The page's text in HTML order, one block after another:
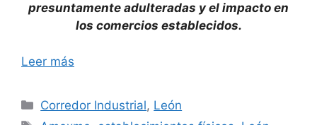
presuntamente adulteradas y el impacto en
los comercios establecidos.
Leer más
Categorías
Corredor Industrial, León